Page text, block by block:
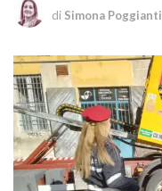
di Simona Poggianti